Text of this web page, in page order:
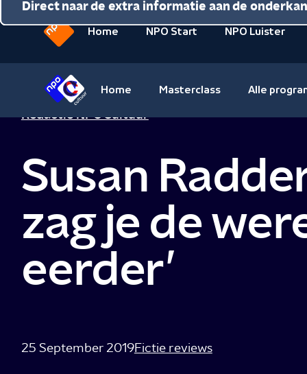
Direct naar de inhoud
Direct naar de hoofdnavigatie
Direct naar de extra informatie aan de
beginpagina
van
Home NPO Start NPO Luister
Cultuur
Home Masterclass Alle
Redactie NPO Cultuur
Susan
zag je de
eerder’
25 September 2019Fictie reviews